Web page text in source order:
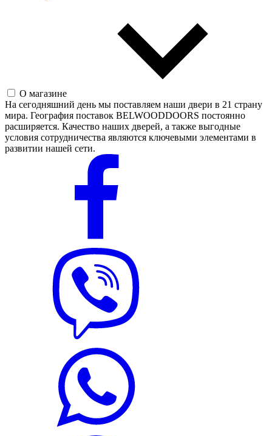
О магазине
На сегодняшний день мы поставляем наши двери в 21 страну
мира. География поставок BELWOODDOORS постоянно
расширяется. Качество наших дверей, а также выгодные
условия сотрудничества являются ключевыми элементами в
развитии нашей сети.